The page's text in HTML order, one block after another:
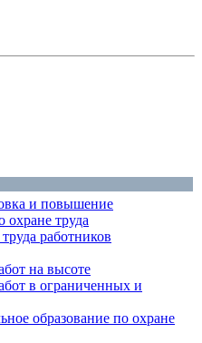
и повышение
охране труда
работников
на высоте
в ограниченных и
образование по охране